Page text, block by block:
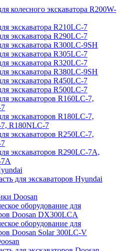
колесного экскаватора R200W-
экскаватора R210LC-7
экскаватора R290LC-7
экскаватора R300LC-9SH
экскаватора R305LC-7
экскаватора R320LC-7
экскаватора R380LC-9SH
экскаватора R450LC-7
экскаватора R500LC-7
экскаваторов R160LC-7,
экскаваторов R180LC-7,
R180NLC-7
экскаваторов R250LC-7,
экскаваторов R290LC-7A,
для экскаваторов Hyundai
Doosan
оборудование для
Doosan DX300LCA
оборудование для
Doosan Solar 300LC-V